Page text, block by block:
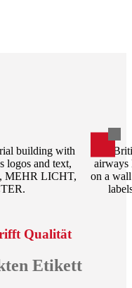
Qualität
Etikett